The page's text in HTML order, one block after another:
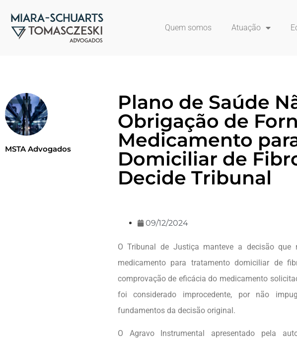
Quem somos Atuação
MSTA Advogados
Plano de Saúde
Obrigação de
Medicamento
Domiciliar de
Decide Tribunal
09/12/2024
O Tribunal de Justiça manteve a decisão que
medicamento para tratamento domiciliar de
comprovação de eficácia do medicamento
foi considerado improcedente, por não
fundamentos da decisão original.
O Agravo Instrumental apresentado pela